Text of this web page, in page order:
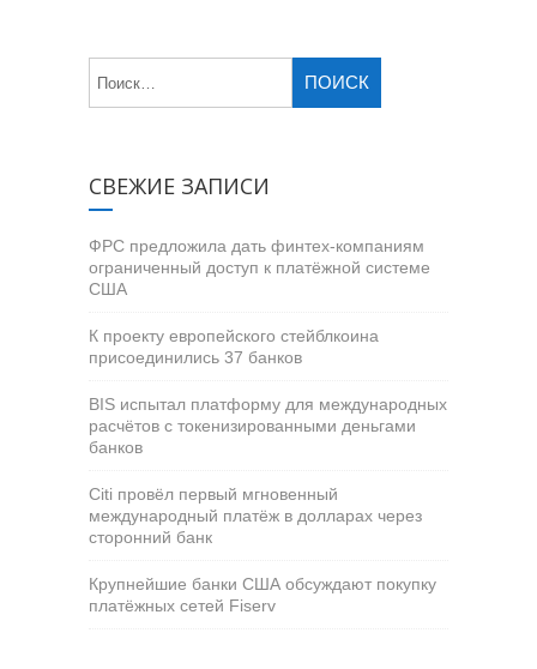
СВЕЖИЕ ЗАПИСИ
ФРС предложила дать финтех-компаниям
ограниченный доступ к платёжной системе
США
К проекту европейского стейблкоина
присоединились 37 банков
BIS испытал платформу для международных
расчётов с токенизированными деньгами
банков
Citi провёл первый мгновенный
международный платёж в долларах через
сторонний банк
Крупнейшие банки США обсуждают покупку
платёжных сетей Fiserv